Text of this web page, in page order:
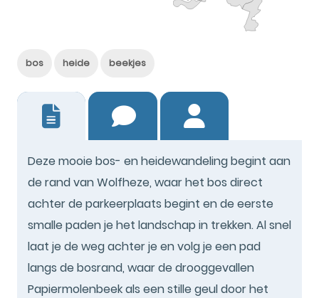
bos heide beekjes
Deze mooie bos- en heidewandeling begint aan
de rand van Wolfheze, waar het bos direct
achter de parkeerplaats begint en de eerste
smalle paden je het landschap in trekken. Al snel
laat je de weg achter je en volg je een pad
langs de bosrand, waar de drooggevallen
Papiermolenbeek als een stille geul door het